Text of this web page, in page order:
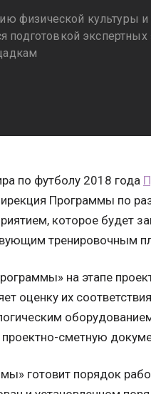
физической культуры и
подготовкой
по футболу 2018 года
Программы по
которое будет
тренировочным
на этапе
оценку их
проектно-сметную
готовит порядок